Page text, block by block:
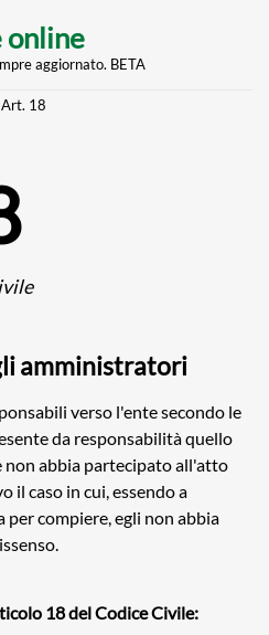
online
aggiornato. BETA
Art. 18
amministratori
verso l'ente secondo le
da responsabilità quello
abbia partecipato all'atto
il caso in cui, essendo a
per compiere, egli non abbia
18 del Codice Civile: